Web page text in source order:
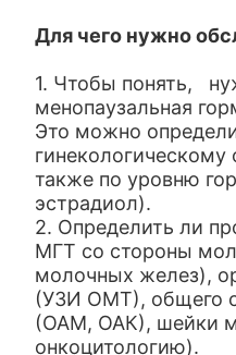
Для чего нужно
1. Чтобы понять,
менопаузальная
Это можно
также по уровню
эстрадиол).
2. Определить ли
МГТ со стороны
молочных желез),
(УЗИ ОМТ), общего
(ОАМ, ОАК), шейки
онкоцитологию).